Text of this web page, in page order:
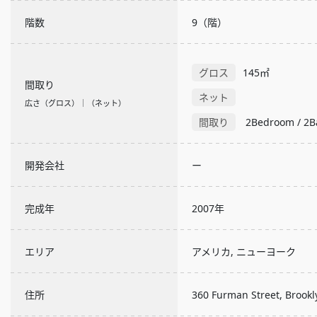
階数 9（階）
間取り
広さ（グロス）｜（ネット）
グロス
145㎡
ネット
間取り
2Bedroom /
開発会社 ー
完成年 2007年
エリア アメリカ, ニューヨーク
住所 360 Furman Street,